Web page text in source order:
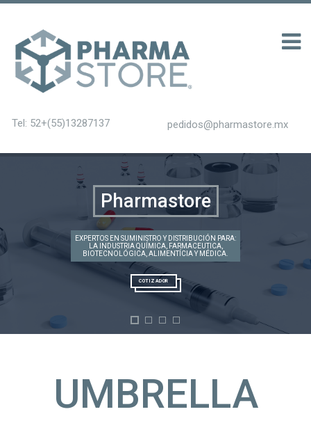
Tel: 52+(55)13287137 pedidos@pharmastore.mx
Pharmastore
EXPERTOS EN SUMINISTRO Y DISTRIBUCIÓN PARA:
LA INDUSTRIA QUÍMICA, FARMACEUTICA,
BIOTECNOLÓGICA, ALIMENTÍCIA Y MÉDICA.
COTIZADOR
UMBRELLA